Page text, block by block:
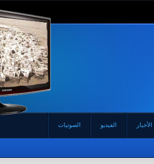
الأخبار الفيديو الصوتيات